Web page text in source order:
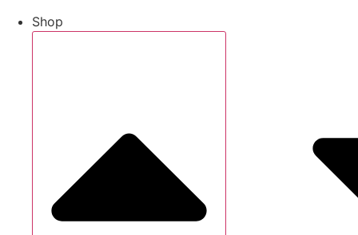
Shop